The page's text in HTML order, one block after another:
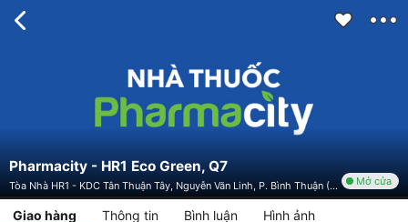
Pharmacity - HR1 Eco Green, Q7
Tòa Nhà HR1 - KDC Tân Thuận Tây, Nguyễn Văn Linh, P. Bình Thuận (Và P. Tân Thuận Tây), Quận 7, TP. HCM Mở cửa
Giao hàng Thông tin Bình luận Hình ảnh